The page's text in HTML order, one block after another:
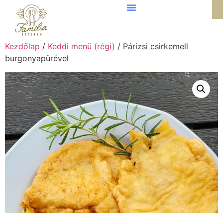
Kezdőlap / Keddi menü (régi) / Párizsi csirkemell
burgonyapürével